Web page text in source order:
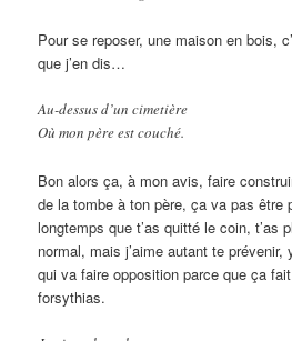
Pour se reposer, une maison en bois,
que j’en dis…
Au-dessus d’un cimetière
Où mon père est couché.
Bon alors ça, à mon avis, faire
de la tombe à ton père, ça va pas être
longtemps que t’as quitté le coin, t’as
normal, mais j’aime autant te prévenir,
qui va faire opposition parce que ça
forsythias.